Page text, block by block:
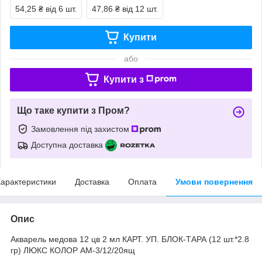
54,25 ₴ від 6 шт. 47,86 ₴ від 12 шт.
Купити
або
Купити з
Що таке купити з Пром?
Замовлення під захистом
Доступна доставка
Доставка Оплата Умови повернення
Опис
Aкварель медова 12 цв 2 мл КАРТ. УП. БЛОК-ТАРА (12 шт.*2.8
гр) ЛЮКС КОЛОР АМ-3/12/20ящ